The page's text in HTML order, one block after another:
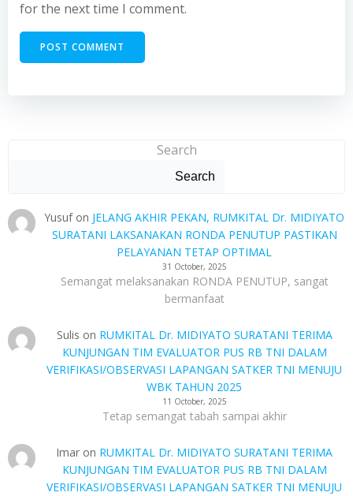
for the next time I comment.
Search
Search
Yusufon JELANG AKHIR PEKAN, RUMKITAL Dr. MIDIYATO
SURATANI LAKSANAKAN RONDA PENUTUP PASTIKAN
PELAYANAN TETAP OPTIMAL
31 October, 2025
Semangat melaksanakan RONDA PENUTUP, sangat
bermanfaat
Sulis on RUMKITAL Dr. MIDIYATO SURATANI TERIMA
KUNJUNGAN TIM EVALUATOR PUS RB TNI DALAM
VERIFIKASI/OBSERVASI LAPANGAN SATKER TNI MENUJU
WBK TAHUN 2025
11 October, 2025
Tetap semangat tabah sampai akhir
Imar on RUMKITAL Dr. MIDIYATO SURATANI TERIMA
KUNJUNGAN TIM EVALUATOR PUS RB TNI DALAM
VERIFIKASI/OBSERVASI LAPANGAN SATKER TNI MENUJU